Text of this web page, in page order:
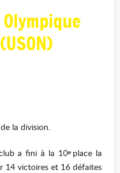
la division.
a fini à la 10e place la
14 victoires et 16 défaites